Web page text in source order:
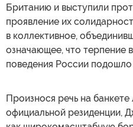
Британию и выступили
проявление их
в коллективное,
означающее, что терпение
поведения России подошло
Произнося речь на
официальной резиденции,